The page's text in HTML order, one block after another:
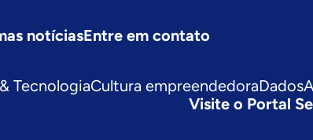
notíciasEntre em contato
TecnologiaCultura empreendedoraDados
Visite o Portal